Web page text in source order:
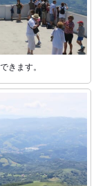
きます。